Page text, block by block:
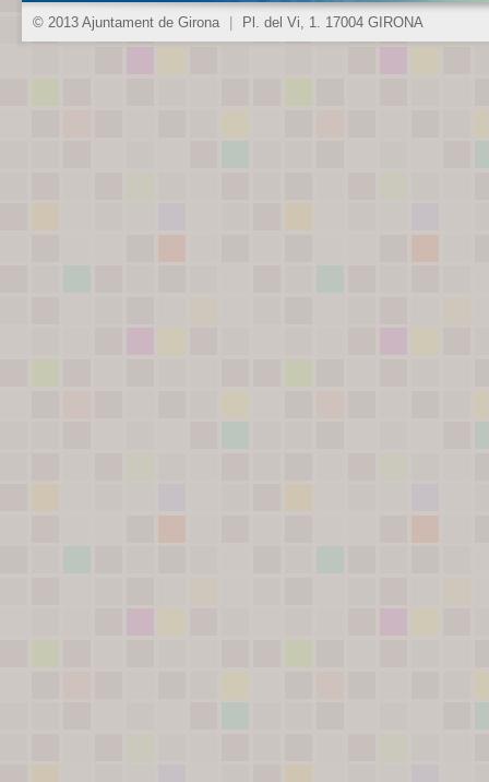
© 2013 Ajuntament de Girona Pl. del Vi, 1. 17004 GIRONA